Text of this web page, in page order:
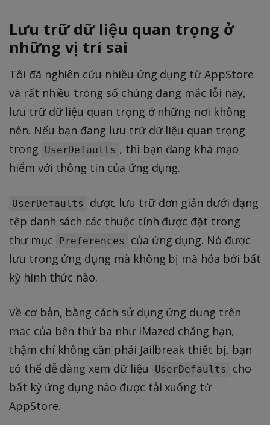
Lưu trữ dữ liệu quan trọng ở
những vị trí sai
Tôi đã nghiên cứu nhiều ứng dụng từ AppStore
và rất nhiều trong số chúng đang mắc lỗi này,
lưu trữ dữ liệu quan trọng ở những nơi không
nên. Nếu bạn đang lưu trữ dữ liệu quan trọng
trong
UserDefaults , thì bạn đang khá mạo
hiểm với thông tin của ứng dụng.
UserDefaults
được lưu trữ đơn giản dưới dạng
tệp danh sách các thuộc tính được đặt trong
thư mục
Preferences
của ứng dụng. Nó được
lưu trong ứng dụng mà không bị mã hóa bởi bất
kỳ hình thức nào.
Về cơ bản, bằng cách sử dụng ứng dụng trên
mac của bên thứ ba như iMazed chẳng hạn,
thậm chí không cần phải Jailbreak thiết bị, bạn
có thể dễ dàng xem dữ liệu
UserDefaults
cho
bất kỳ ứng dụng nào được tải xuống từ
AppStore.